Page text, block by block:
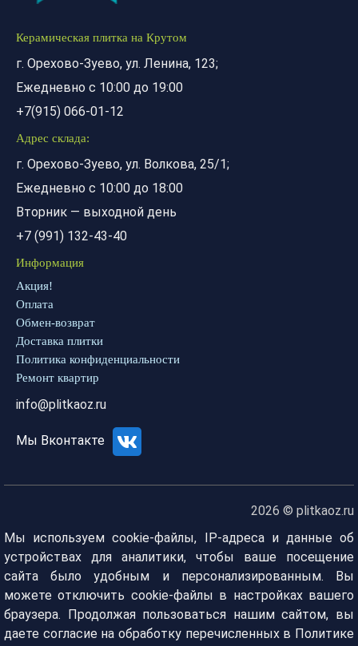
Керамическая плитка на Крутом
г. Орехово-Зуево, ул. Ленина, 123;
Ежедневно с 10:00 до 19:00
+7(915) 066-01-12
Адрес склада:
г. Орехово-Зуево, ул. Волкова, 25/1;
Ежедневно с 10:00 до 18:00
Вторник — выходной день
+7 (991) 132-43-40
Информация
Акция!
Оплата
Обмен-возврат
Доставка плитки
Политика конфиденциальности
Ремонт квартир
info@plitkaoz.ru
Мы Вконтакте
2026 © plitkaoz.ru
Мы используем cookie-файлы, IP-адреса и данные об
устройствах для аналитики, чтобы ваше посещение
сайта было удобным и персонализированным. Вы
можете отключить cookie-файлы в настройках вашего
браузера. Продолжая пользоваться нашим сайтом, вы
даете согласие на обработку перечисленных в Политике